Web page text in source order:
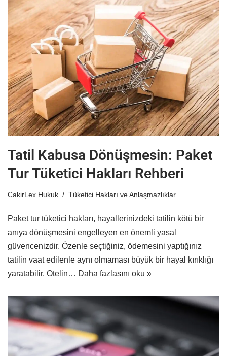
Tatil Kabusa Dönüşmesin: Paket
Tur Tüketici Hakları Rehberi
CakirLex Hukuk Tüketici Hakları ve Anlaşmazlıklar
Paket tur tüketici hakları, hayallerinizdeki tatilin kötü bir
anıya dönüşmesini engelleyen en önemli yasal
güvencenizdir. Özenle seçtiğiniz, ödemesini yaptığınız
tatilin vaat edilenle aynı olmaması büyük bir hayal kırıklığı
yaratabilir. Otelin… Daha fazlasını oku »